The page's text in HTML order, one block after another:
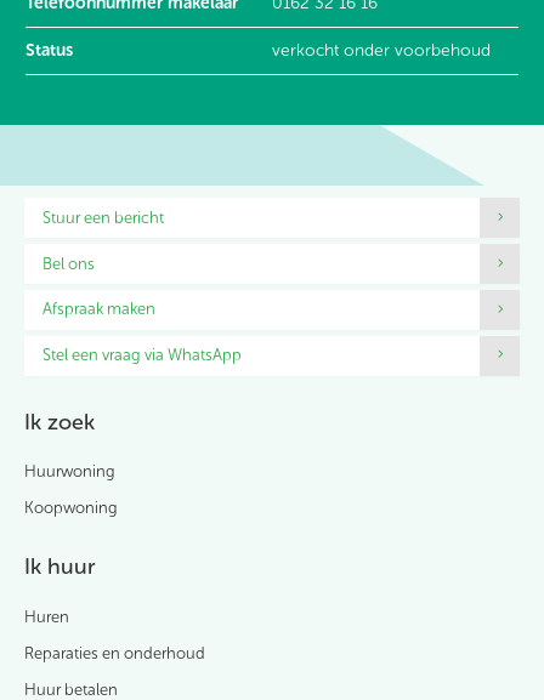
Status verkocht onder voorbehoud
Contactinformatie
Stuur een bericht
Bel ons
Afspraak maken
Stel een vraag via WhatsApp
Ik zoek
Huurwoning
Koopwoning
Ik huur
Huren
Reparaties en onderhoud
Huur betalen